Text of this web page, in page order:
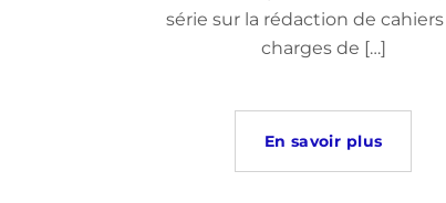
série sur la rédaction de
charges de […]
En savoir plus